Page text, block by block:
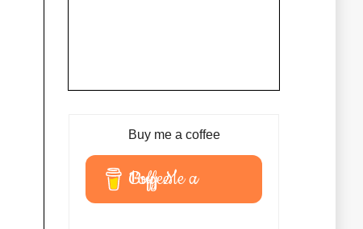
Buy me a coffee
Buy Me a Coffee